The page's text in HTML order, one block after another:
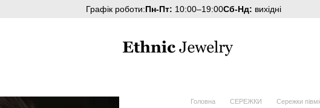
Графік роботи:Пн-Пт: 10:00–19:00Сб-Нд: вихідні
Головна СЕРЕЖКИ Сережки